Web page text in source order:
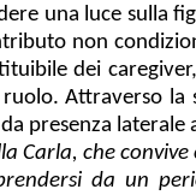
una luce sulla
non
dei
Attraverso la
presenza
che
da un